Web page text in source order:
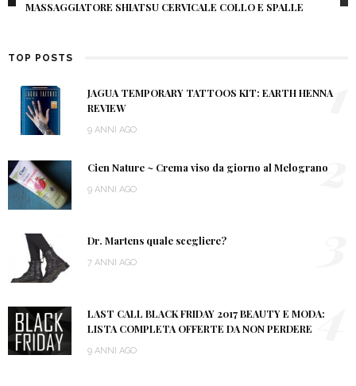
MASSAGGIATORE SHIATSU CERVICALE COLLO E SPALLE
TOP POSTS
JAGUA TEMPORARY TATTOOS KIT: EARTH HENNA
REVIEW
9 ANNI AGO
1
Cien Nature ~ Crema viso da giorno al Melograno
9 ANNI AGO 2
Dr. Martens quale scegliere?
7 ANNI AGO
LAST CALL BLACK FRIDAY 2017 BEAUTY E MODA:
LISTA COMPLETA OFFERTE DA NON PERDERE
9 ANNI AGO
4